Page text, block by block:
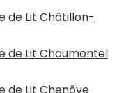
de Lit Châtillon-
de Lit Chaumontel
de Lit Chenôve